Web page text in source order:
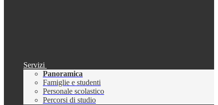
Servizi
Panoramica
Famiglie e studenti
Personale scolastico
Percorsi di studio